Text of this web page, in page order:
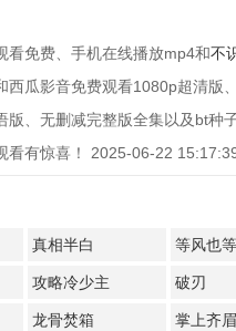
看免费、手机在线播放mp4和不
西瓜影音免费观看1080p超清版
版、无删减完整版全集以及bt种
看有惊喜！ 2025-06-22
真相半白 等风也
攻略冷少主 破刃
龙骨焚箱 掌上齐眉